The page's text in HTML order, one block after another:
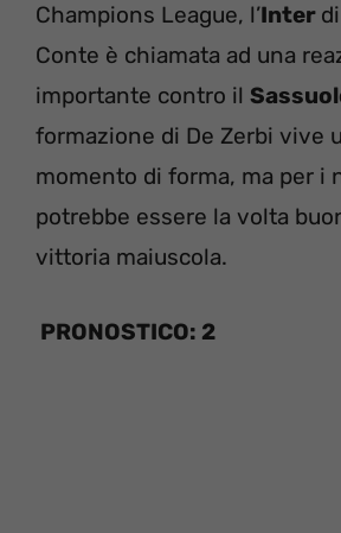
Champions League, l’Inter
Conte è chiamata ad una
importante contro il
formazione di De Zerbi vive
momento di forma, ma per i
potrebbe essere la volta
vittoria maiuscola.
PRONOSTICO: 2